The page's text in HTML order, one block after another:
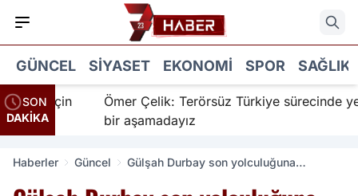
GÜNCEL SIYASET EKONOMI SPOR SAĞLIK
SON
DAKİKA
için
Ömer Çelik: Terörsüz Türkiye sürecinde yeni
bir aşamadayız
Haberler Güncel
Gülşah Durbay son yolculuğuna